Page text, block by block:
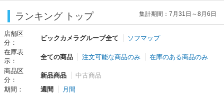
ランキング トップ 集計期間：7月31日～8月6日
店舗区
分：
ビックカメラグループ全て
ソフマップ
在庫表
示：
全ての商品 注文可能な商品のみ
在庫のある商品のみ
商品区
分：
新品商品
中古商品
期間：
週間 月間